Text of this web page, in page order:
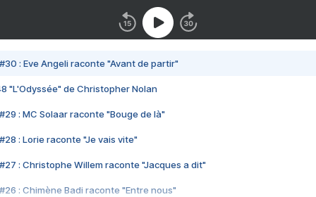
#30 : Eve Angeli raconte "Avant de partir"
"L'Odyssée" de Christopher Nolan
#29 : MC Solaar raconte "Bouge de là"
#28 : Lorie raconte "Je vais vite"
#27 : Christophe Willem raconte "Jacques a dit"
#26 : Chimène Badi raconte "Entre nous"